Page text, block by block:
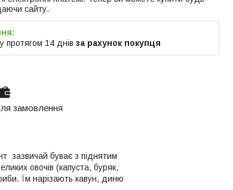
сайту.
протягом 14 днів за рахунок покупця
замовлення
зазвичай буває з піднятим
овочів (капуста, буряк,
Їм нарізають кавун, диню